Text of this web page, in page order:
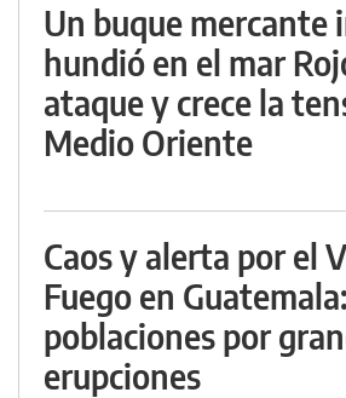
Un buque mercante
hundió en el mar
ataque y crece la
Medio Oriente
Caos y alerta por el
Fuego en
poblaciones por
erupciones